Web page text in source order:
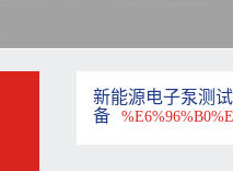
新能源电子泵测
备